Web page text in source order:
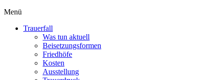
Menü
Trauerfall
Was tun aktuell
Beisetzungsformen
Friedhöfe
Kosten
Ausstellung